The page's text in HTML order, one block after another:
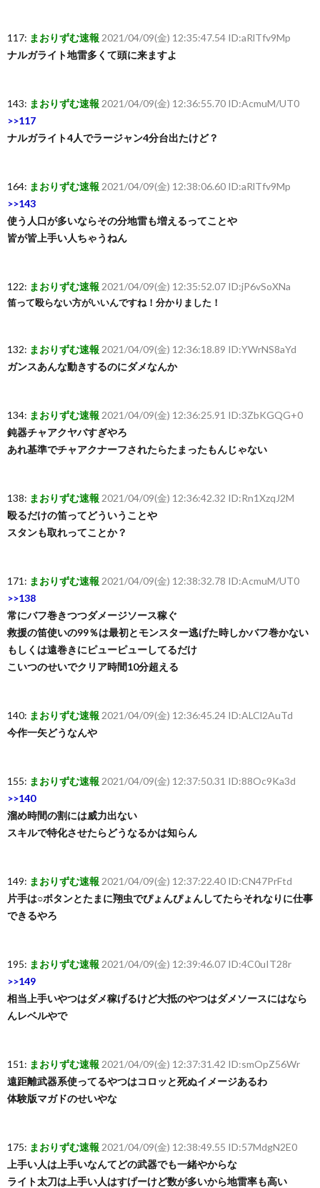
117: まおりずむ速報 2021/04/09(金) 12:35:47.54 ID:aRlTfv9Mp
ナルガライト地雷多くて頭に来ますよ
143: まおりずむ速報 2021/04/09(金) 12:36:55.70 ID:AcmuM/UT0
>>117
ナルガライト4人でラージャン4分台出たけど？
164: まおりずむ速報 2021/04/09(金) 12:38:06.60 ID:aRlTfv9Mp
>>143
使う人口が多いならその分地雷も増えるってことや
皆が皆上手い人ちゃうねん
122: まおりずむ速報 2021/04/09(金) 12:35:52.07 ID:jP6vSoXNa
笛って殴らない方がいいんですね！分かりました！
132: まおりずむ速報 2021/04/09(金) 12:36:18.89 ID:YWrNS8aYd
ガンスあんな動きするのにダメなんか
134: まおりずむ速報 2021/04/09(金) 12:36:25.91 ID:3ZbKGQG+0
鈍器チャアクヤバすぎやろ
あれ基準でチャアクナーフされたらたまったもんじゃない
138: まおりずむ速報 2021/04/09(金) 12:36:42.32 ID:Rn1XzqJ2M
殴るだけの笛ってどういうことや
スタンも取れってことか？
171: まおりずむ速報 2021/04/09(金) 12:38:32.78 ID:AcmuM/UT0
>>138
常にバフ巻きつつダメージソース稼ぐ
救援の笛使いの99％は最初とモンスター逃げた時しかバフ巻かない
もしくは遠巻きにピューピューしてるだけ
こいつのせいでクリア時間10分超える
140: まおりずむ速報 2021/04/09(金) 12:36:45.24 ID:ALCl2AuTd
今作一矢どうなんや
155: まおりずむ速報 2021/04/09(金) 12:37:50.31 ID:88Oc9Ka3d
>>140
溜め時間の割には威力出ない
スキルで特化させたらどうなるかは知らん
149: まおりずむ速報 2021/04/09(金) 12:37:22.40 ID:CN47PrFtd
片手は○ボタンとたまに翔虫でぴょんぴょんしてたらそれなりに仕事
できるやろ
195: まおりずむ速報 2021/04/09(金) 12:39:46.07 ID:4C0uIT28r
>>149
相当上手いやつはダメ稼げるけど大抵のやつはダメソースにはなら
んレベルやで
151: まおりずむ速報 2021/04/09(金) 12:37:31.42 ID:smOpZ56Wr
遠距離武器系使ってるやつはコロッと死ぬイメージあるわ
体験版マガドのせいやな
175: まおりずむ速報 2021/04/09(金) 12:38:49.55 ID:57MdgN2E0
上手い人は上手いなんてどの武器でも一緒やからな
ライト太刀は上手い人はすげーけど数が多いから地雷率も高い